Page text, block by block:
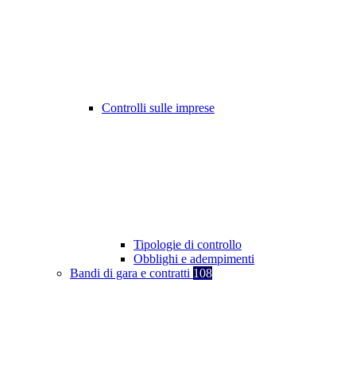
Controlli sulle imprese
Tipologie di controllo
Obblighi e adempimenti
Bandi di gara e contratti 108